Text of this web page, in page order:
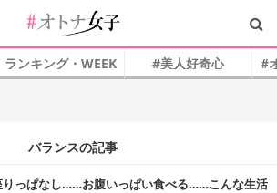
ランキング・WEEK #美人好奇心 #
バランスの記事
りっぱなし……お腹いっぱい食べる……こんな生活